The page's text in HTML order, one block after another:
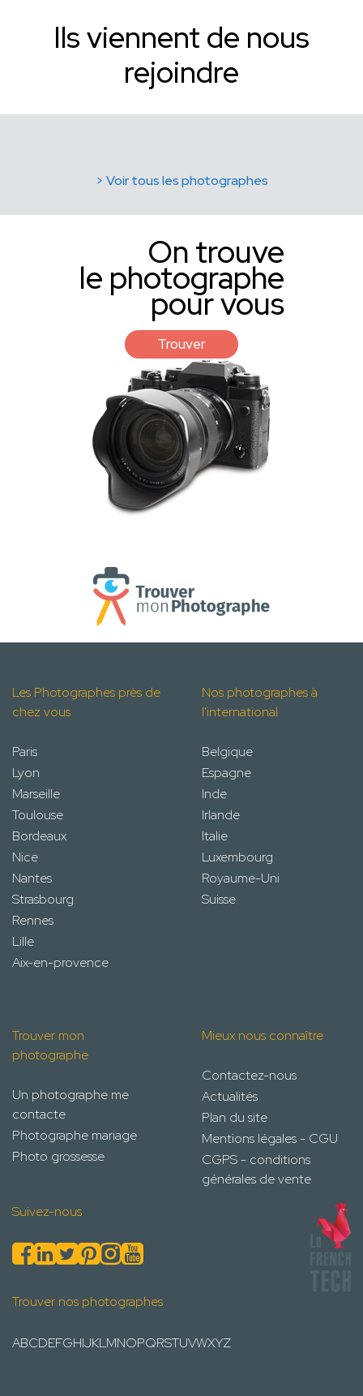
Ils viennent de nous
rejoindre
> Voir tous les photographes
On trouve
le photographe
pour vous
Trouver
Les Photographes près de
chez vous
Paris
Lyon
Marseille
Toulouse
Bordeaux
Nice
Nantes
Strasbourg
Rennes
Lille
Aix-en-provence
Nos photographes à
l'international
Belgique
Espagne
Inde
Irlande
Italie
Luxembourg
Royaume-Uni
Suisse
Trouver mon
photographe
Un photographe me
contacte
Photographe mariage
Photo grossesse
Mieux nous connaître
Contactez-nous
Actualités
Plan du site
Mentions légales - CGU
CGPS - conditions
générales de vente
Suivez-nous
Trouver nos photographes
ABCDEFGHIJKLMNOPQRSTUVWXYZ